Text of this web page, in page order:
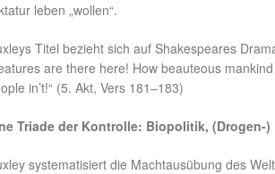
leben „wollen“.
Titel bezieht sich auf Shakespeares
are there here! How beauteous
in’t!“ (5. Akt, Vers 181–183)
Triade der Kontrolle: Biopolitik, (Drogen-
systematisiert die Machtausübung des